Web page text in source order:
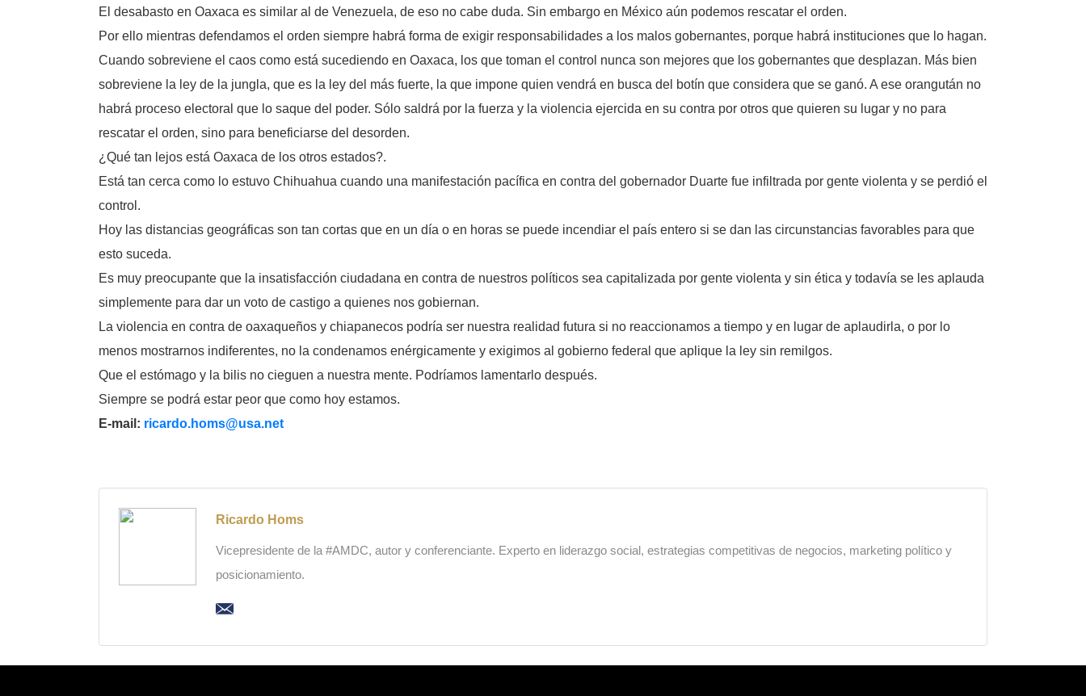
El desabasto en Oaxaca es similar al de Venezuela, de eso no cabe duda. Sin embargo en México aún podemos rescatar el orden.
Por ello mientras defendamos el orden siempre habrá forma de exigir responsabilidades a los malos gobernantes, porque habrá instituciones que lo hagan.
Cuando sobreviene el caos como está sucediendo en Oaxaca, los que toman el control nunca son mejores que los gobernantes que desplazan. Más bien
sobreviene la ley de la jungla, que es la ley del más fuerte, la que impone quien vendrá en busca del botín que considera que se ganó. A ese orangután no
habrá proceso electoral que lo saque del poder. Sólo saldrá por la fuerza y la violencia ejercida en su contra por otros que quieren su lugar y no para
rescatar el orden, sino para beneficiarse del desorden.
¿Qué tan lejos está Oaxaca de los otros estados?.
Está tan cerca como lo estuvo Chihuahua cuando una manifestación pacífica en contra del gobernador Duarte fue infiltrada por gente violenta y se perdió el
control.
Hoy las distancias geográficas son tan cortas que en un día o en horas se puede incendiar el país entero si se dan las circunstancias favorables para que
esto suceda.
Es muy preocupante que la insatisfacción ciudadana en contra de nuestros políticos sea capitalizada por gente violenta y sin ética y todavía se les aplauda
simplemente para dar un voto de castigo a quienes nos gobiernan.
La violencia en contra de oaxaqueños y chiapanecos podría ser nuestra realidad futura si no reaccionamos a tiempo y en lugar de aplaudirla, o por lo
menos mostrarnos indiferentes, no la condenamos enérgicamente y exigimos al gobierno federal que aplique la ley sin remilgos.
Que el estómago y la bilis no cieguen a nuestra mente. Podríamos lamentarlo después.
Siempre se podrá estar peor que como hoy estamos.
E-mail: ricardo.homs@usa.net
Ricardo Homs
Vicepresidente de la #AMDC, autor y conferenciante. Experto en liderazgo social, estrategias competitivas de negocios, marketing político y
posicionamiento.